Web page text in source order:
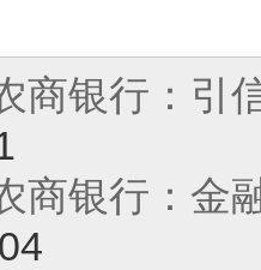
商银行：引
商银行：金